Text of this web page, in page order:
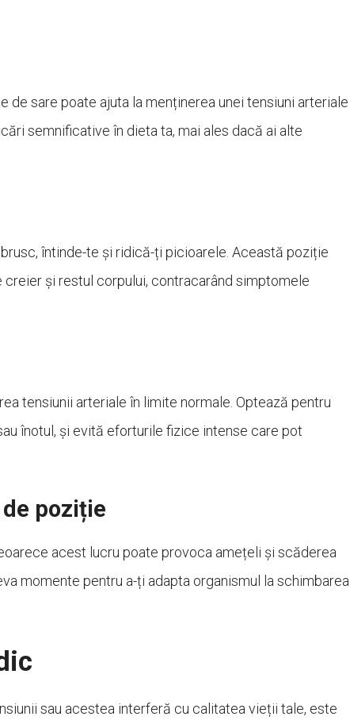
sare poate ajuta la menținerea unei tensiuni arteriale
semnificative în dieta ta, mai ales dacă ai alte
întinde-te și ridică-ți picioarele. Această poziție
și restul corpului, contracarând simptomele
tensiunii arteriale în limite normale. Optează pentru
înotul, și evită eforturile fizice intense care pot
poziție
acest lucru poate provoca amețeli și scăderea
momente pentru a-ți adapta organismul la schimbarea
sau acestea interferă cu calitatea vieții tale, este